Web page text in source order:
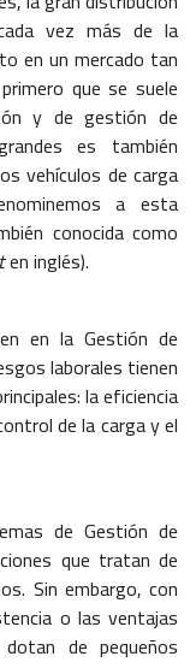
vez más de la
en un mercado tan
que se suele
y de gestión de
es también
vehículos de carga
a esta
conocida como
en inglés).
en la Gestión de
laborales tienen
la eficiencia
de la carga y el
de Gestión de
que tratan de
Sin embargo, con
o las ventajas
de pequeños